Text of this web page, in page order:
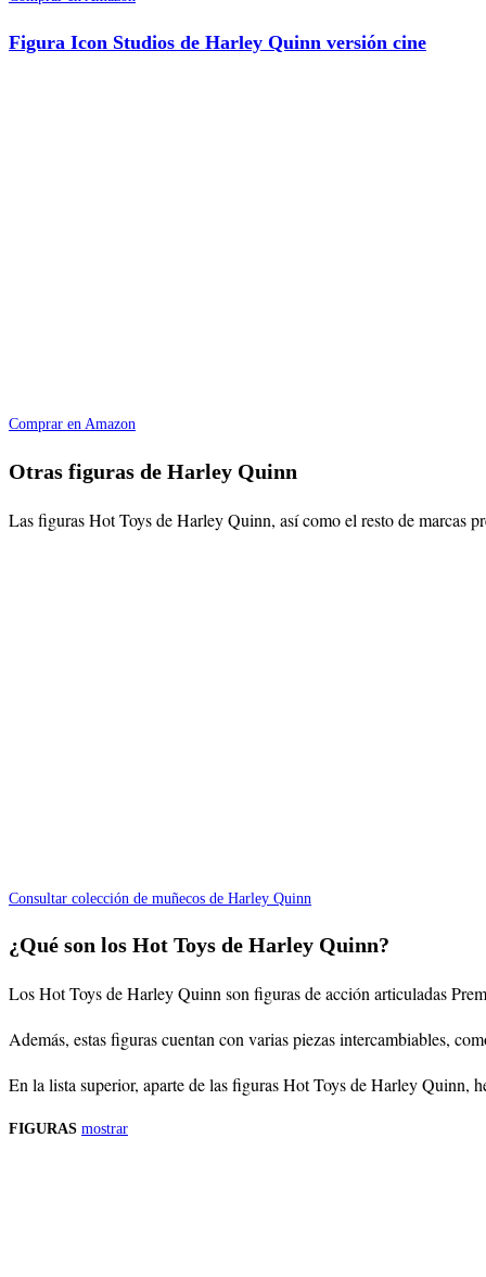
Figura Icon Studios de Harley Quinn versión cine
Comprar en Amazon
Otras figuras de Harley Quinn
Las figuras Hot Toys deHarley Quinn, así como el resto de marcas
Consultar colección de muñecos de Harley Quinn
¿Qué son los Hot Toys de Harley Quinn?
Los Hot Toys deHarley Quinn son figuras de acción articuladas
Además, estas figuras cuentan con varias piezas intercambiables,
En la lista superior, aparte de las figuras Hot Toys deHarley Quinn,
FIGURAS mostrar